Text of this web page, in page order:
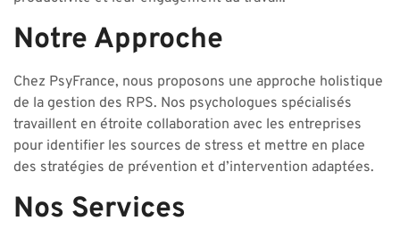
Notre Approche
Chez PsyFrance, nous proposons une approche holistique
de la gestion des RPS. Nos psychologues spécialisés
travaillent en étroite collaboration avec les entreprises
pour identifier les sources de stress et mettre en place
des stratégies de prévention et d’intervention adaptées.
Nos Services